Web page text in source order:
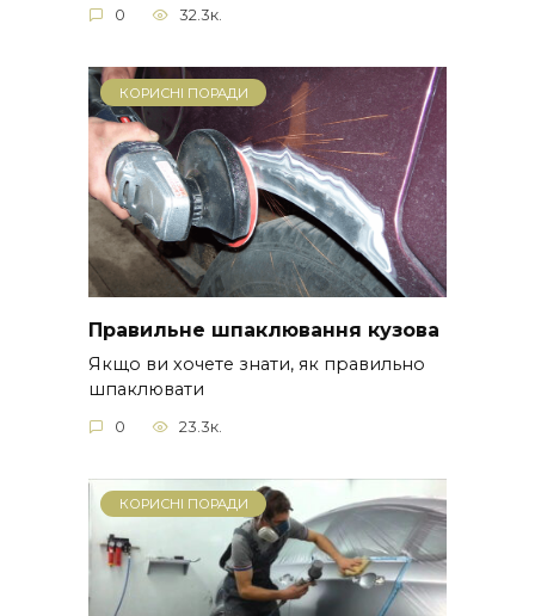
0 32.3к.
КОРИСНІ ПОРАДИ
Правильне шпаклювання кузова
Якщо ви хочете знати, як правильно
шпаклювати
0 23.3к.
КОРИСНІ ПОРАДИ